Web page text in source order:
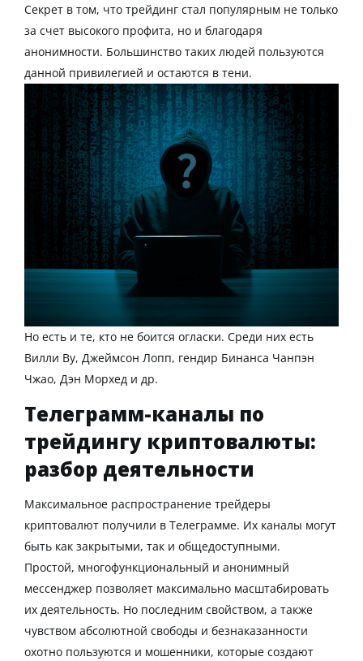
Секрет в том, что трейдинг стал популярным не только
за счет высокого профита, но и благодаря
анонимности. Большинство таких людей пользуются
данной привилегией и остаются в тени.
Но есть и те, кто не боится огласки. Среди них есть
Вилли Ву, Джеймсон Лопп, гендир Бинанса Чанпэн
Чжао, Дэн Морхед и др.
Телеграмм-каналы по
трейдингу криптовалюты:
разбор деятельности
Максимальное распространение трейдеры
криптовалют получили в Телеграмме. Их каналы могут
быть как закрытыми, так и общедоступными.
Простой, многофункциональный и анонимный
мессенджер позволяет максимально масштабировать
их деятельность. Но последним свойством, а также
чувством абсолютной свободы и безнаказанности
охотно пользуются и мошенники, которые создают